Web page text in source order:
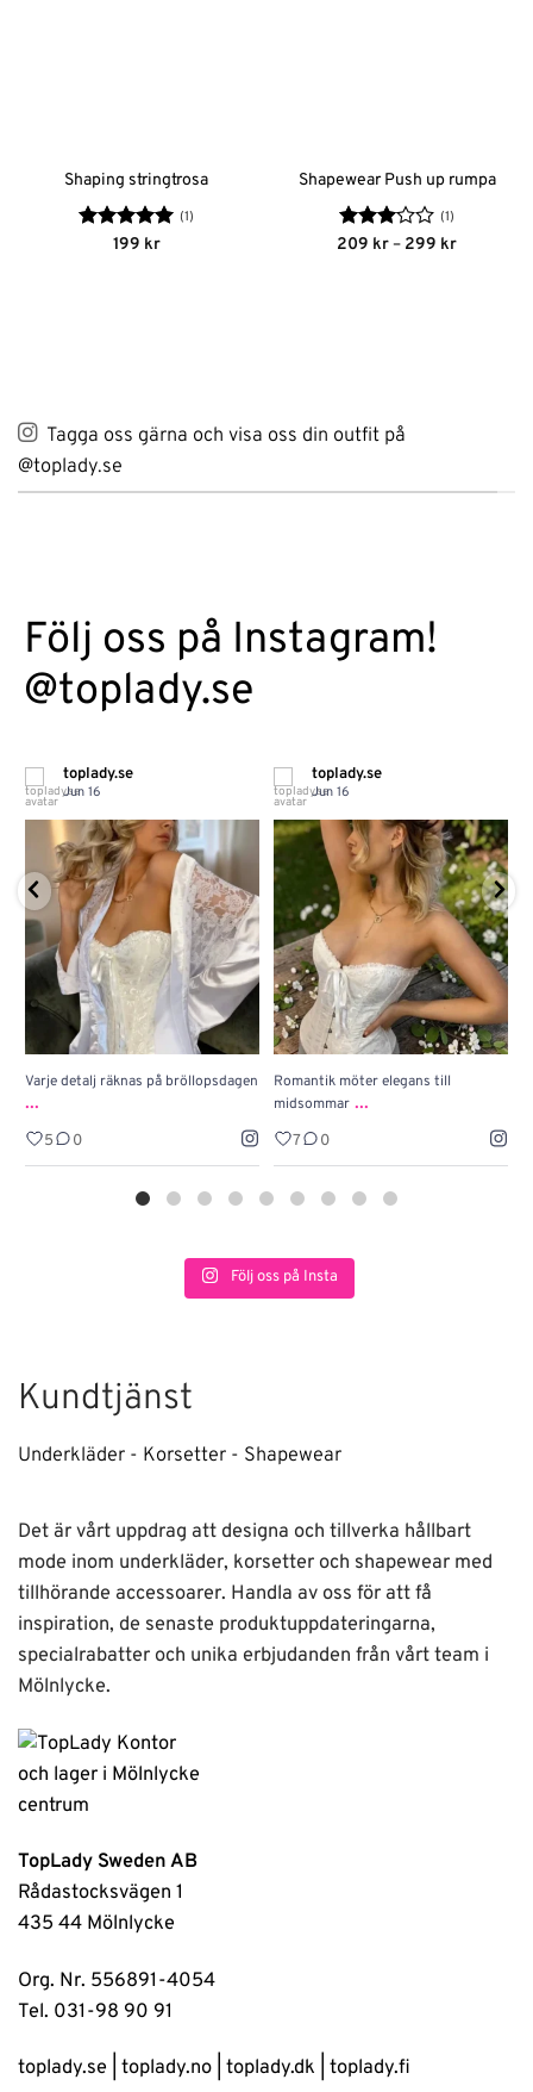
Shaping stringtrosa
Betygsatt5
(1)
199 kr
Shapewear Push up rumpa
Betygsatt
(1)
209 kr– 299 kr
Tagga oss gärna och visa oss din outfit på
@toplady.se
Följ oss på Instagram!
@toplady.se
toplady.se
Jun 16
Varje detalj räknas på bröllopsdagen
...
5 0
toplady.se
Jun 16
Romantik möter elegans till
midsommar ...
7 0
Följ oss på Insta
Kundtjänst
Underkläder - Korsetter - Shapewear
Det är vårt uppdrag att designa och tillverka hållbart
mode inom underkläder, korsetter och shapewear med
tillhörande accessoarer. Handla av oss för att få
inspiration, de senaste produktuppdateringarna,
specialrabatter och unika erbjudanden från vårt team i
Mölnlycke.
TopLady Sweden AB
Rådastocksvägen 1
435 44 Mölnlycke
Org. Nr. 556891-4054
Tel. 031-98 90 91
toplady.se toplady.no toplady.dk toplady.fi